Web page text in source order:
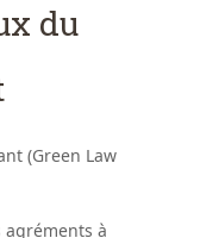
du
(Green Law
agréments à